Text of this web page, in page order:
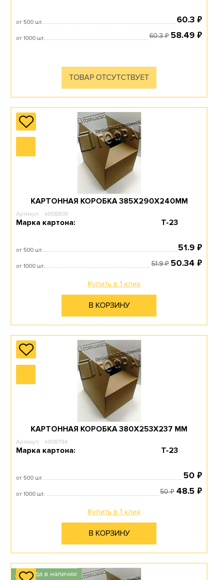
Перейти в раздел
МАЛЕНЬКИЕ
Перейти в раздел
Перейти в раздел
ПИЩЕВЫЕ
Перейти в раздел
С ВЫРУБНЫМИ
РУЧКАМИ
от 500 шт. 60.3 ₽
от 1000 шт. 60.3₽ 58.49 ₽
ТОВАР ОТСУТСТВУЕТ
КАРТОННАЯ КОРОБКА 385Х290Х240ММ
Артикул: k008800
Марка картона: Т-23
от 500 шт. 51.9 ₽
от 1000 шт. 51.9₽ 50.34 ₽
Купить в 1 клик
В КОРЗИНУ
КАРТОННАЯ КОРОБКА 380Х253Х237 ММ
Артикул: k008794
Марка картона: Т-23
от 500 шт. 50 ₽
от 1000 шт. 50₽ 48.5 ₽
Купить в 1 клик
В КОРЗИНУ
✓ Всегда в наличии